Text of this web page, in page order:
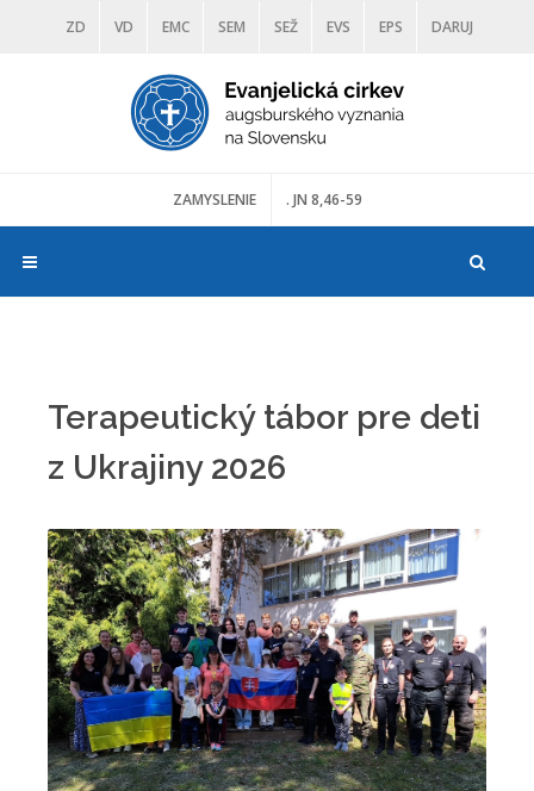
ZD VD EMC SEM SEŽ EVS EPS DARUJ
DIAKONIA ŠKOLY TRANOSCIUS
ZAMYSLENIE . JN 8,46-59
Terapeutický tábor pre deti
z Ukrajiny 2026